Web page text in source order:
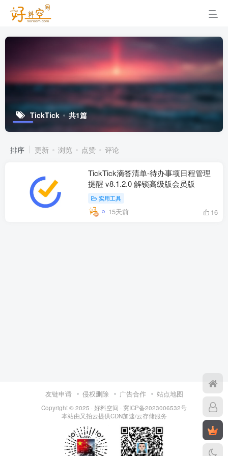
TickTick 共1篇
排序 更新 浏览 点赞 评论
TickTick滴答清单-待办事项日程管理
提醒 v8.1.2.0 解锁高级版会员版
实用工具
15天前 16
友链申请 侵权删除 广告合作 站点地图
Copyright © 2025 · 好料空间 · 冀ICP备2023006532号
本站由又拍云提供CDN加速/云存储服务